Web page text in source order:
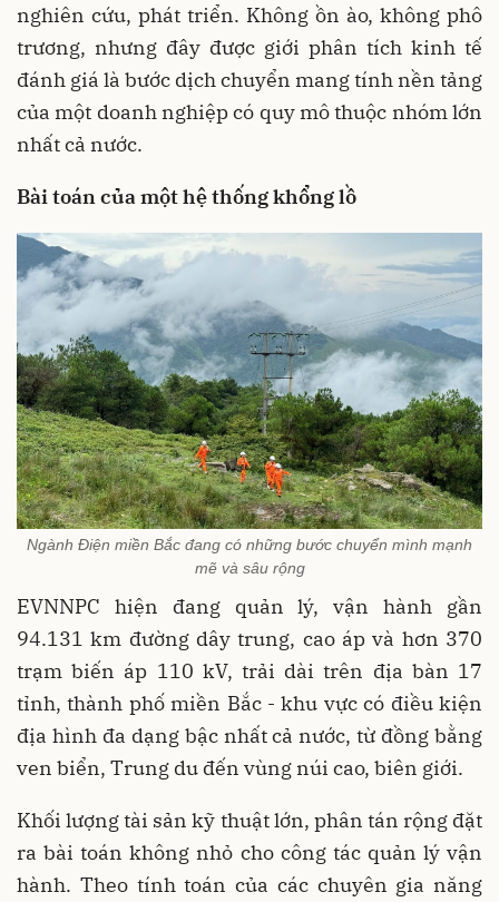
nghiên cứu, phát triển. Không ồn ào, không phô
trương, nhưng đây được giới phân tích kinh tế
đánh giá là bước dịch chuyển mang tính nền tảng
của một doanh nghiệp có quy mô thuộc nhóm lớn
nhất cả nước.
Bài toán của một hệ thống khổng lồ
Ngành Điện miền Bắc đang có những bước chuyển mình mạnh
mẽ và sâu rộng
EVNNPC hiện đang quản lý, vận hành gần
94.131 km đường dây trung, cao áp và hơn 370
trạm biến áp 110 kV, trải dài trên địa bàn 17
tỉnh, thành phố miền Bắc - khu vực có điều kiện
địa hình đa dạng bậc nhất cả nước, từ đồng bằng
ven biển, Trung du đến vùng núi cao, biên giới.
Khối lượng tài sản kỹ thuật lớn, phân tán rộng đặt
ra bài toán không nhỏ cho công tác quản lý vận
hành. Theo tính toán của các chuyên gia năng